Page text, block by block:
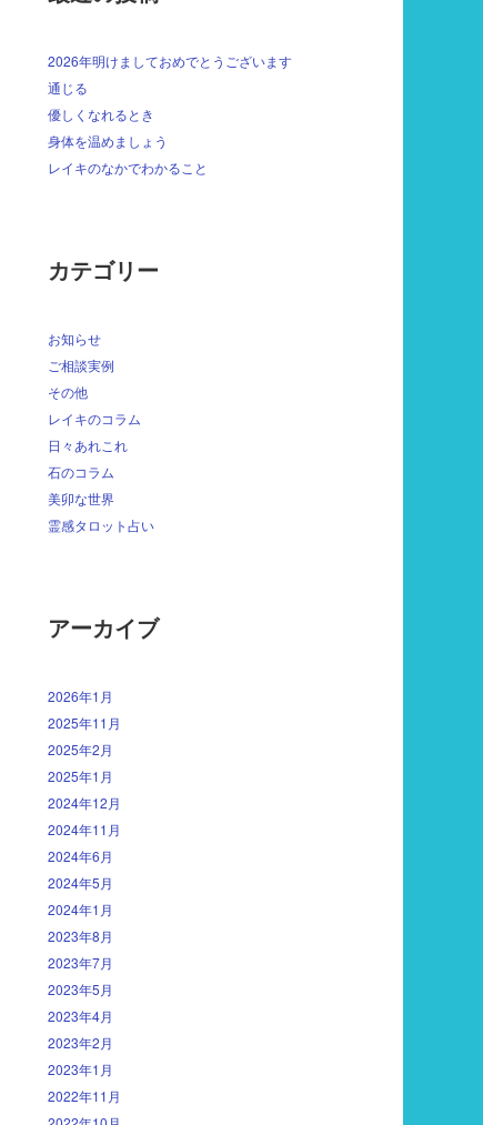
2026年明けましておめでとうございます
通じる
優しくなれるとき
身体を温めましょう
レイキのなかでわかること
カテゴリー
お知らせ
ご相談実例
その他
レイキのコラム
日々あれこれ
石のコラム
美卯な世界
霊感タロット占い
アーカイブ
2026年1月
2025年11月
2025年2月
2025年1月
2024年12月
2024年11月
2024年6月
2024年5月
2024年1月
2023年8月
2023年7月
2023年5月
2023年4月
2023年2月
2023年1月
2022年11月